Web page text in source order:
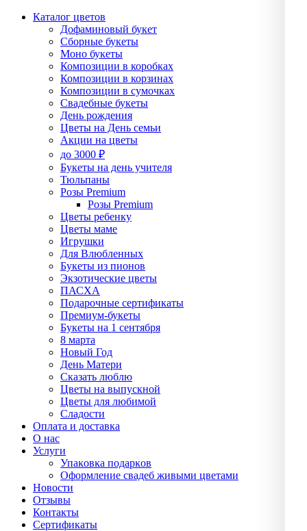
Каталог цветов
Дофаминовый букет
Сборные букеты
Моно букеты
Композиции в коробках
Композиции в корзинах
Композиции в сумочках
Свадебные букеты
День рождения
Цветы на День семьи
Акции на цветы
до 3000 ₽
Букеты на день учителя
Тюльпаны
Розы Premium
Розы Premium
Цветы ребенку
Цветы маме
Игрушки
Для Влюбленных
Букеты из пионов
Экзотические цветы
ПАСХА
Подарочные сертификаты
Премиум-букеты
Букеты на 1 сентября
8 марта
Новый Год
День Матери
Сказать люблю
Цветы на выпускной
Цветы для любимой
Сладости
Оплата и доставка
О нас
Услуги
Упаĸовĸа подарĸов
Оформление свадеб живыми цветами
Новости
Отзывы
Контакты
Сертификаты